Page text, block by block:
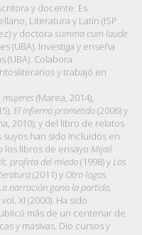
y docente. Es
Literatura y Latín (ISP
y doctora summa cum laude
(UBA). Investiga y enseña
(UBA). Colabora
y trabajó en
(Marea, 2014),
El infierno prometido(2006) y
2010); y del libro de relatos
suyos han sido incluidos en
los libros de ensayo Mijail
profeta del miedo(1998) yLos
(2011) y Otro logos.
narración gana la partida,
vol. XI (2000). Ha sido
más de un centenar de
y masivas. Dio cursos y